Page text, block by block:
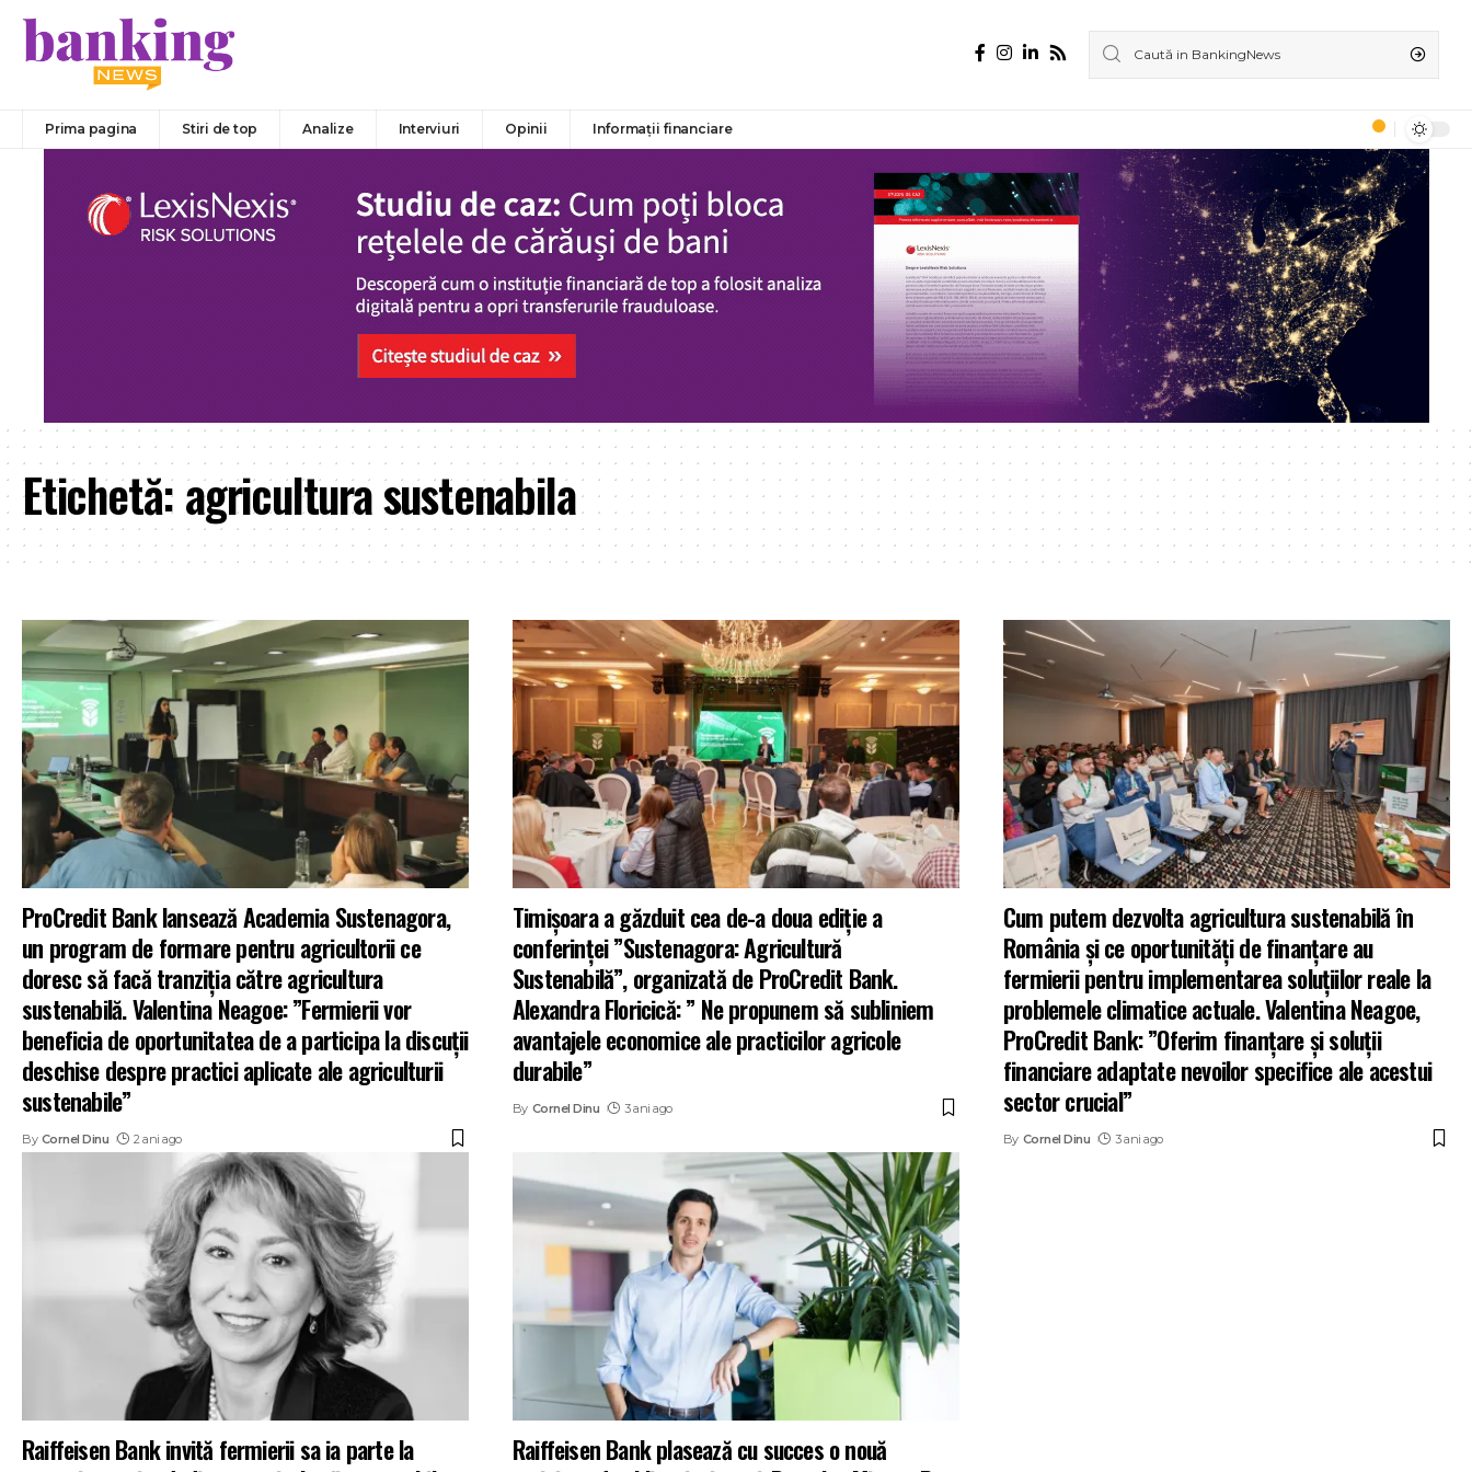
Prima pagina Stiri de top Analize Interviuri Opinii Informații financiare
Etichetă:agricultura sustenabila
ProCredit Bank lansează Academia Sustenagora,
un program de formare pentru agricultorii ce
doresc să facă tranziția către agricultura
sustenabilă. Valentina Neagoe: ”Fermierii vor
beneficia de oportunitatea de a participa la discuții
deschise despre practici aplicate ale agriculturii
sustenabile”
By Cornel Dinu 2 ani ago
Timișoara a găzduit cea de-a doua ediție a
conferinței ”Sustenagora: Agricultură
Sustenabilă”, organizată de ProCredit Bank.
Alexandra Floricică: ” Ne propunem să subliniem
avantajele economice ale practicilor agricole
durabile”
By Cornel Dinu 3 ani ago
Cum putem dezvolta agricultura sustenabilă în
România și ce oportunități de finanțare au
fermierii pentru implementarea soluțiilor reale la
problemele climatice actuale. Valentina Neagoe,
ProCredit Bank: ”Oferim finanțare și soluții
financiare adaptate nevoilor specifice ale acestui
sector crucial”
By Cornel Dinu 3 ani ago
Raiffeisen Bank invită fermierii sa ia parte la
Raiffeisen Bank plasează cu succes o nouă